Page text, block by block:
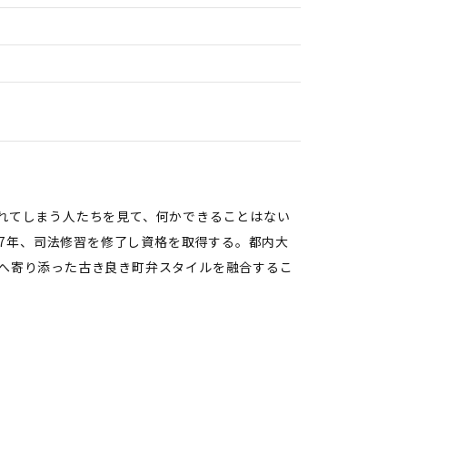
しまう人たちを見て、何かできることはない
、司法修習を修了し資格を取得する。都内大
り添った古き良き町弁スタイルを融合するこ